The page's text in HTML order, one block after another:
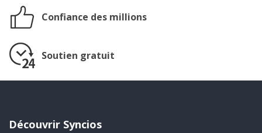
Confiance des millions
Soutien gratuit
Découvrir Syncios